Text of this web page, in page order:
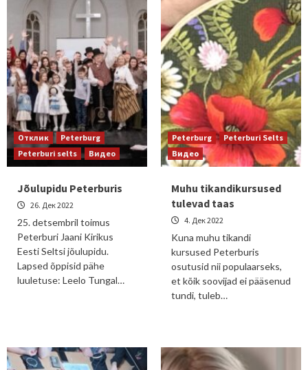
Отклик
Peterburg
Peterburi selts
Видео
Jõulupidu Peterburis
26. Дек 2022
25. detsembril toimus
Peterburi Jaani Kirikus
Eesti Seltsi jõulupidu.
Lapsed õppisid pähe
luuletuse: Leelo Tungal…
Peterburg
Peterburi Selts
Видео
Muhu tikandikursused
tulevad taas
4. Дек 2022
Kuna muhu tikandi
kursused Peterburis
osutusid nii populaarseks,
et kõik soovijad ei pääsenud
tundi, tuleb…